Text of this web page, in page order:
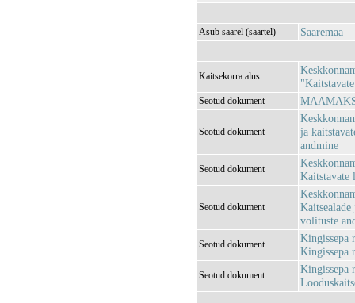
Asub saarel (saartel) Saaremaa
Kaitsekorra alus
Seotud dokument
Seotud dokument
ja
andmine
Seotud dokument
Kaitstavate
Seotud dokument
volituste
Seotud dokument
Kingissepa
Kingissepa
Seotud dokument
Kingissepa